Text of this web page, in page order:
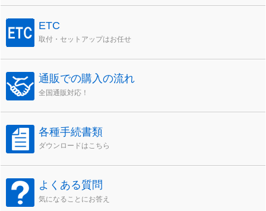
ETC
取付・セットアップはお任せ
通販での購入の流れ
全国通販対応！
各種手続書類
ダウンロードはこちら
よくある質問
気になることにお答え